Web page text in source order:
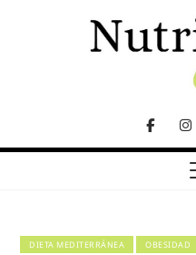
DIETA MEDITERRÁNEA OBESIDAD